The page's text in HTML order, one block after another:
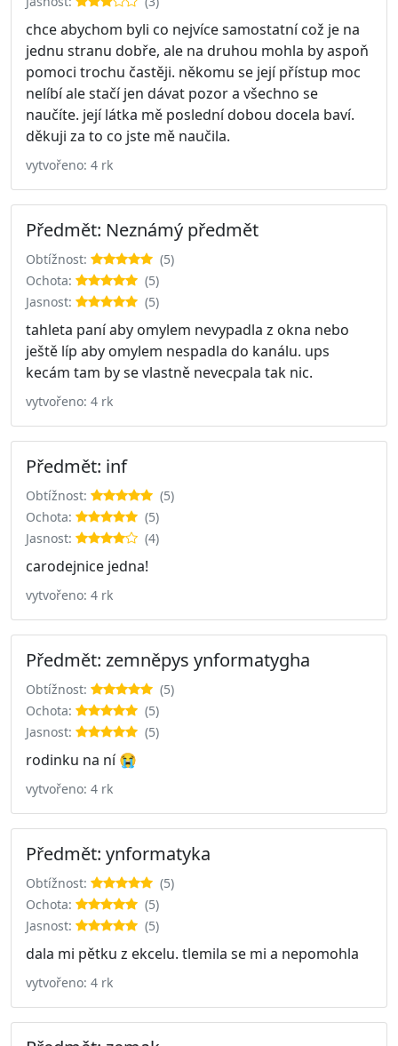
chce abychom byli co nejvíce samostatní což je na
jednu stranu dobře, ale na druhou mohla by aspoň
pomoci trochu častěji. někomu se její přístup moc
nelíbí ale stačí jen dávat pozor a všechno se
naučíte. její látka mě poslední dobou docela baví.
děkuji za to co jste mě naučila.
vytvořeno: 4 rk
Předmět: Neznámý předmět
Obtížnost:
(5)
Ochota:
(5)
Jasnost:
(5)
tahleta paní aby omylem nevypadla z okna nebo
ještě líp aby omylem nespadla do kanálu. ups
kecám tam by se vlastně nevecpala tak nic.
vytvořeno: 4 rk
Předmět: inf
Obtížnost:
(5)
Ochota:
(5)
Jasnost:
(4)
carodejnice jedna!
vytvořeno: 4 rk
Předmět: zemněpys ynformatygha
Obtížnost:
(5)
Ochota:
(5)
Jasnost:
(5)
rodinku na ní 😭
vytvořeno: 4 rk
Předmět: ynformatyka
Obtížnost:
(5)
Ochota:
(5)
Jasnost:
(5)
dala mi pětku z ekcelu. tlemila se mi a nepomohla
vytvořeno: 4 rk